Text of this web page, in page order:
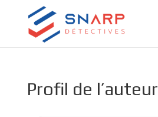
Profil de l’auteur